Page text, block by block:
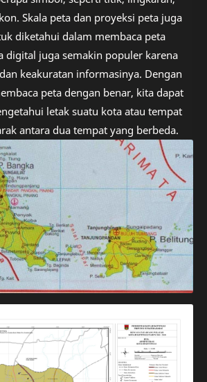
Skala peta dan proyeksi peta juga
diketahui dalam membaca peta
digital juga semakin populer karena
keakuratan informasinya. Dengan
peta dengan benar, kita dapat
letak suatu kota atau tempat
antara dua tempat yang berbeda.